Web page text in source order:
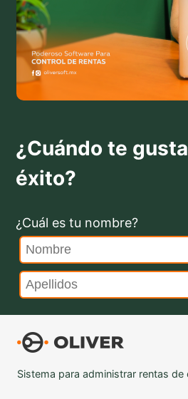
¿Cuándo te
éxito?
¿Cuál es tu nombre?
Sistema para administrar rentas de